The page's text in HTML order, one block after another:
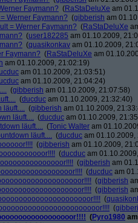
Faymann? (RaStaDeluXe am
Werner Faymann? (gibberish am
= Werner Faymann? (RaStaDeluXe
(user182285 am 01.10.2009,
(quasikonkav am 01.10.2009,
Faymann? (RaStaDeluXe am
am 01.10.2009, 21:02:19)
am 01.10.2009, 21:03:51)
am 01.10.2009, 21:04:24)
(gibberish am 01.10.2009, 21:07:58)
(ducduc am 01.10.2009, 21:32:40)
läuft.... (gibberish am 01.10.2009,
läuft.... (ducduc am 01.10.2009,
läuft.... (Tonic Walter am
läuft.... (ducduc am 01.10.2009,
(gibberish am 01.10.2009,
(ducduc am
(gibberish am
(ducduc am
(gibberish
(gibberish
(
(
(Pyro1980